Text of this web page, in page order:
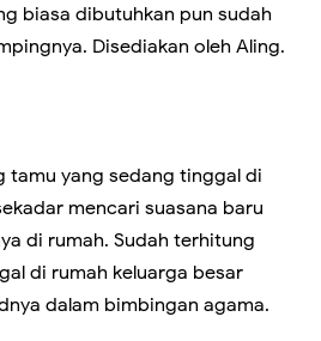
biasa dibutuhkan pun sudah
Disediakan oleh Aling.
tamu yang sedang tinggal di
mencari suasana baru
di rumah. Sudah terhitung
di rumah keluarga besar
dalam bimbingan agama.